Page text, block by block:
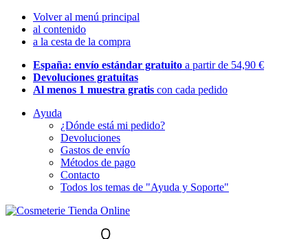
Volver al menú principal
al contenido
a la cesta de la compra
España: envío estándar gratuito a partir de 54,90 €
Devoluciones gratuitas
Al menos 1 muestra gratis con cada pedido
Ayuda
¿Dónde está mi pedido?
Devoluciones
Gastos de envío
Métodos de pago
Contacto
Todos los temas de "Ayuda y Soporte"